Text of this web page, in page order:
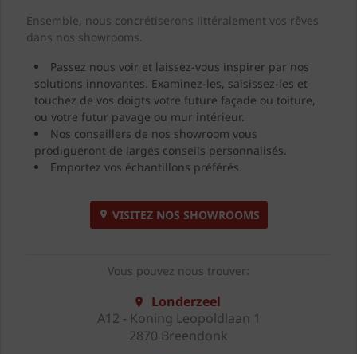
Ensemble, nous concrétiserons littéralement vos rêves
dans nos showrooms.
Passez nous voir et laissez-vous inspirer par nos
solutions innovantes. Examinez-les, saisissez-les et
touchez de vos doigts votre future façade ou toiture,
ou votre futur pavage ou mur intérieur.
Nos conseillers de nos showroom vous
prodigueront de larges conseils personnalisés.
Emportez vos échantillons préférés.
VISITEZ NOS SHOWROOMS
Vous pouvez nous trouver:
Londerzeel
A12 - Koning Leopoldlaan 1
2870 Breendonk